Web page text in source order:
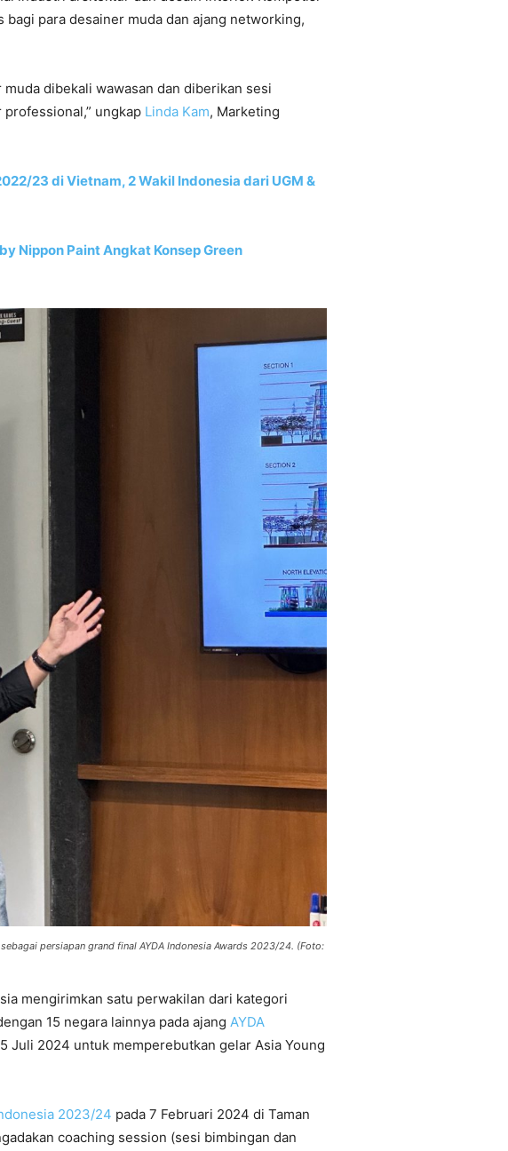
para desainer muda dan ajang networking,
dibekali wawasan dan diberikan sesi
ungkap Linda Kam, Marketing
23 di Vietnam, 2 Wakil Indonesia dari UGM &
Nippon Paint Angkat Konsep Green
sebagai persiapan grand final AYDA Indonesia Awards 2023/24. (Foto:
mengirimkan satu perwakilan dari kategori
15 negara lainnya pada ajang AYDA
Juli 2024 untuk memperebutkan gelar Asia Young
2023/24 pada 7 Februari 2024 di Taman
coaching session (sesi bimbingan dan